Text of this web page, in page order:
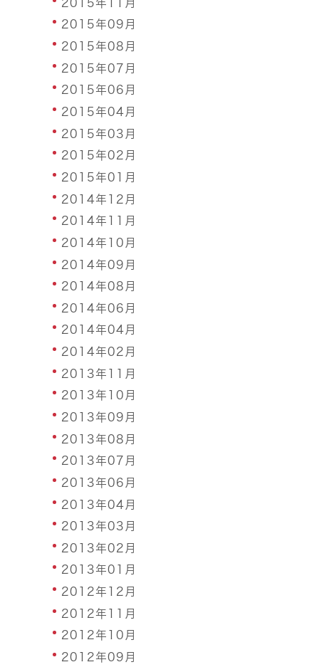
2015年11月
2015年09月
2015年08月
2015年07月
2015年06月
2015年04月
2015年03月
2015年02月
2015年01月
2014年12月
2014年11月
2014年10月
2014年09月
2014年08月
2014年06月
2014年04月
2014年02月
2013年11月
2013年10月
2013年09月
2013年08月
2013年07月
2013年06月
2013年04月
2013年03月
2013年02月
2013年01月
2012年12月
2012年11月
2012年10月
2012年09月